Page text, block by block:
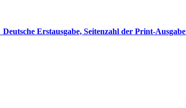
Ausgabe ‏ : ‎ 848 Seiten, ISBN-13 ‏ : ‎ 978-3764533694, Originaltitel ‏ : ‎ For